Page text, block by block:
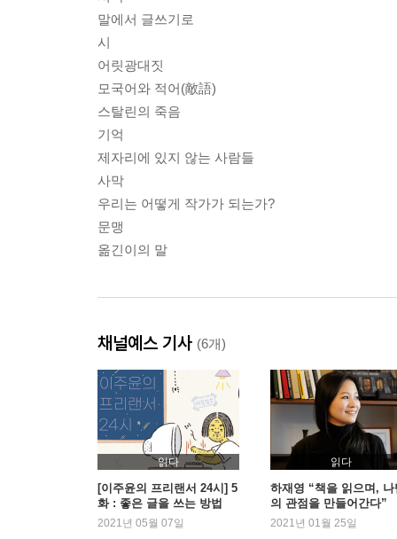
말에서 글쓰기로
시
어릿광대짓
모국어와 적어(敵語)
스탈린의 죽음
기억
제자리에 있지 않는 사람들
사막
우리는 어떻게 작가가 되는가?
문맹
옮긴이의 말
채널예스 기사 (6개)
읽다
[이주윤의 프리랜서 24시] 5
화 : 좋은 글을 쓰는 방법
2021년 05월 07일
읽다
하재영 “책을 읽으며, 나
의 관점을 만들어간다”
2021년 01월 25일